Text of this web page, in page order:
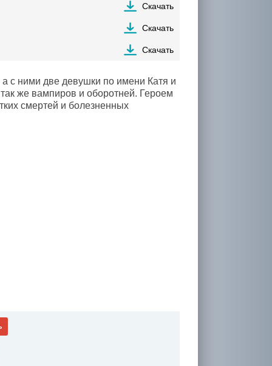
Скачать
Скачать
Скачать
с ними две девушки по имени Катя и
же вампиров и оборотней. Героем
смертей и болезненных